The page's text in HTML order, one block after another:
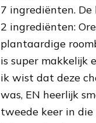
7 ingrediënten.
2 ingrediënten:
plantaardige
is super makkelijk
ik wist dat deze
was, EN heerlijk
tweede keer in